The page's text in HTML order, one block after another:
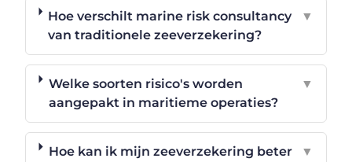
Hoe verschilt marine risk consultancy
van traditionele zeeverzekering?
▼
Welke soorten risico's worden
aangepakt in maritieme operaties?
▼
Hoe kan ik mijn zeeverzekering beter
▼